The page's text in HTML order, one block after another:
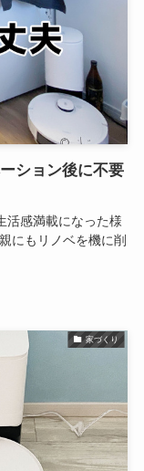
ション後に不要
活感満載になった様
にもリノベを機に削
家づくり